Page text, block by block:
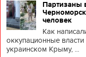
Партизаны
человек
Как
оккупационные
украинском Крыму, ...